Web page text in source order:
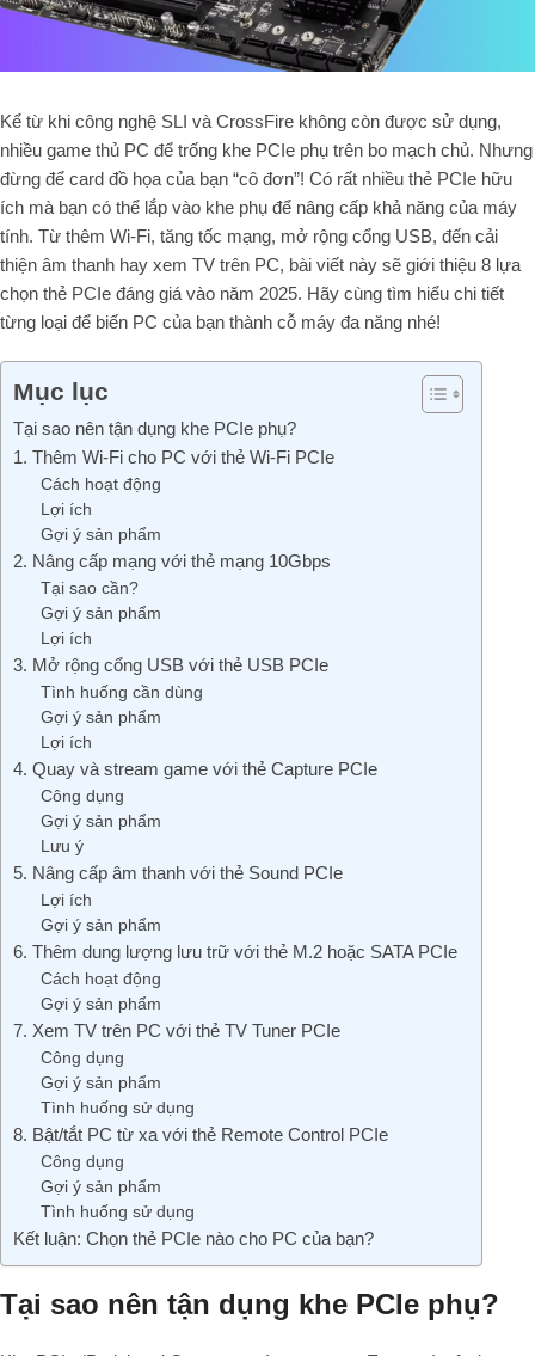
Kể từ khi công nghệ SLI và CrossFire không còn được sử dụng,
nhiều game thủ PC để trống khe PCIe phụ trên bo mạch chủ. Nhưng
đừng để card đồ họa của bạn “cô đơn”! Có rất nhiều thẻ PCIe hữu
ích mà bạn có thể lắp vào khe phụ để nâng cấp khả năng của máy
tính. Từ thêm Wi-Fi, tăng tốc mạng, mở rộng cổng USB, đến cải
thiện âm thanh hay xem TV trên PC, bài viết này sẽ giới thiệu 8 lựa
chọn thẻ PCIe đáng giá vào năm 2025. Hãy cùng tìm hiểu chi tiết
từng loại để biến PC của bạn thành cỗ máy đa năng nhé!
Mục lục
Tại sao nên tận dụng khe PCIe phụ?
1. Thêm Wi-Fi cho PC với thẻ Wi-Fi PCIe
Cách hoạt động
Lợi ích
Gợi ý sản phẩm
2. Nâng cấp mạng với thẻ mạng 10Gbps
Tại sao cần?
Gợi ý sản phẩm
Lợi ích
3. Mở rộng cổng USB với thẻ USB PCIe
Tình huống cần dùng
Gợi ý sản phẩm
Lợi ích
4. Quay và stream game với thẻ Capture PCIe
Công dụng
Gợi ý sản phẩm
Lưu ý
5. Nâng cấp âm thanh với thẻ Sound PCIe
Lợi ích
Gợi ý sản phẩm
6. Thêm dung lượng lưu trữ với thẻ M.2 hoặc SATA PCIe
Cách hoạt động
Gợi ý sản phẩm
7. Xem TV trên PC với thẻ TV Tuner PCIe
Công dụng
Gợi ý sản phẩm
Tình huống sử dụng
8. Bật/tắt PC từ xa với thẻ Remote Control PCIe
Công dụng
Gợi ý sản phẩm
Tình huống sử dụng
Kết luận: Chọn thẻ PCIe nào cho PC của bạn?
Tại sao nên tận dụng khe PCIe phụ?